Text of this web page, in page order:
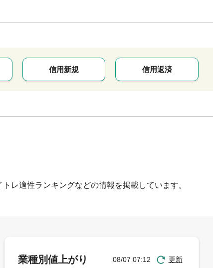
信用新規 信用返済
レ適性ランキングなどの情報を掲載しています。